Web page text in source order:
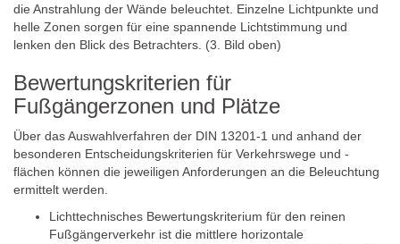
die Anstrahlung der Wände beleuchtet. Einzelne Lichtpunkte und
helle Zonen sorgen für eine spannende Lichtstimmung und
lenken den Blick des Betrachters. (3. Bild oben)
Bewertungskriterien für
Fußgängerzonen und Plätze
Über das Auswahlverfahren der DIN 13201-1 und anhand der
besonderen Entscheidungskriterien für Verkehrswege und -
flächen können die jeweiligen Anforderungen an die Beleuchtung
ermittelt werden.
Lichttechnisches Bewertungskriterium für den reinen
Fußgängerverkehr ist die mittlere horizontale